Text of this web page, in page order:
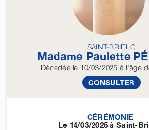
SAINT-BRIEUC
Madame Paulette
Décédéele 10/03/2025 à l'âge
CONSULTER
CÉRÉMONIE
Le 14/03/2025 à Saint-